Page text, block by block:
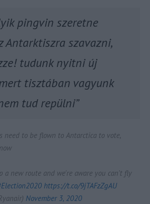
pingvin szeretne
Antarktiszra szavazni,
tudunk nyitni új
tisztában vagyunk
tud repülni”
need to be flown to Antarctica to vote,
a new route and we're aware you can't fly
https://t.co/9jTAFzZgAU
November 3, 2020